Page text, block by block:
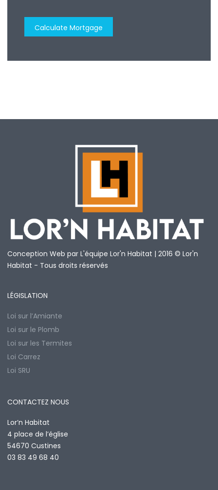
Conception Web par L'équipe Lor'n Habitat | 2016 © Lor'n
Habitat - Tous droits réservés
LÉGISLATION
Loi sur l’Amiante
Loi sur le Plomb
Loi sur les Termites
Loi Carrez
Loi SRU
CONTACTEZ NOUS
Lor’n Habitat
4 place de l’église
54670 Custines
03 83 49 68 40